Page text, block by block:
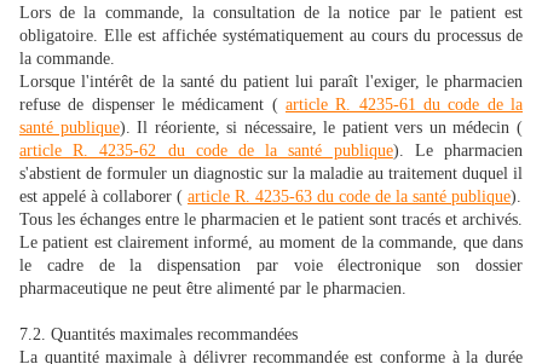
Lors de la commande, la consultation de la notice par le patient est
obligatoire. Elle est affichée systématiquement au cours du processus de
la commande.
Lorsque l'intérêt de la santé du patient lui paraît l'exiger, le pharmacien
refuse de dispenser le médicament ( article R. 4235-61 du code de la
santé publique). Il réoriente, si nécessaire, le patient vers un médecin (
article R. 4235-62 du code de la santé publique). Le pharmacien
s'abstient de formuler un diagnostic sur la maladie au traitement duquel il
est appelé à collaborer ( article R. 4235-63 du code de la santé publique).
Tous les échanges entre le pharmacien et le patient sont tracés et archivés.
Le patient est clairement informé, au moment de la commande, que dans
le cadre de la dispensation par voie électronique son dossier
pharmaceutique ne peut être alimenté par le pharmacien.
7.2. Quantités maximales recommandées
La quantité maximale à délivrer recommandée est conforme à la durée